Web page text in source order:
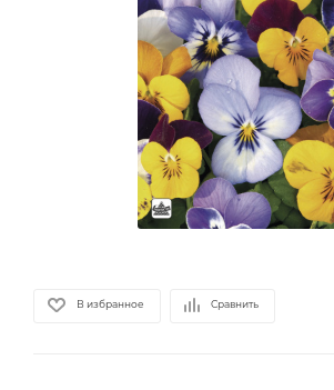
В избранное Сравнить